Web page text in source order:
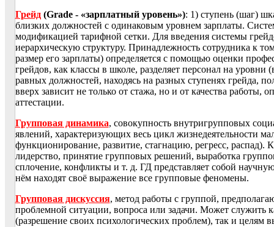
Грейд (Grade - «зарплатный уровень»): 1) ступень (шаг)
близких должностей с одинаковым уровнем зарплаты.
модификацией тарифной сетки. Для введения системы
иерархическую структуру. Принадлежность сотрудника к
размер его зарплаты) определяется с помощью оценки
грейдов, как классы в школе, разделяет персонал на
равных должностей, находясь на разных ступенях грейда,
вверх зависит не только от стажа, но и от качества работы,
аттестации.
Групповая динамика, совокупность внутригрупповых
явлений, характеризующих весь цикл жизнедеятельности
функционирование, развитие, стагнацию, регресс, распад).
лидерство, принятие групповых решений, выработка
сплочение, конфликты и т. д. ГД представляет собой
нём находят своё выражение все групповые феномены.
Групповая дискуссия, метод работы с группой,
проблемной ситуации, вопроса или задачи. Может служить
(разрешение своих психологических проблем), так и